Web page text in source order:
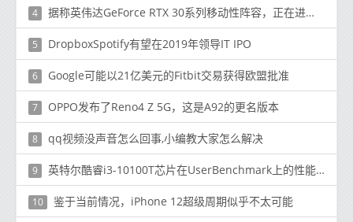
4 据称英伟达GeForce RTX 30系列移动性阵容，正在进行中
5 DropboxSpotify有望在2019年领导IT IPO
6 Google可能以21亿美元的Fitbit交易获得欧盟批准
7 OPPO发布了Reno4 Z 5G，这是A92的更名版本
8 qq视频没声音怎么回事,小编教大家怎么解决
9 英特尔酷睿i3-10100T芯片在UserBenchmark上的性能为Comet Lake预算选择带来希望
10 鉴于当前情况，iPhone 12超级周期似乎不太可能